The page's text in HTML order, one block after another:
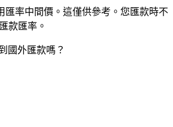
匯率中間價。這僅供參考。您匯款時不
款匯率。
國外匯款嗎？